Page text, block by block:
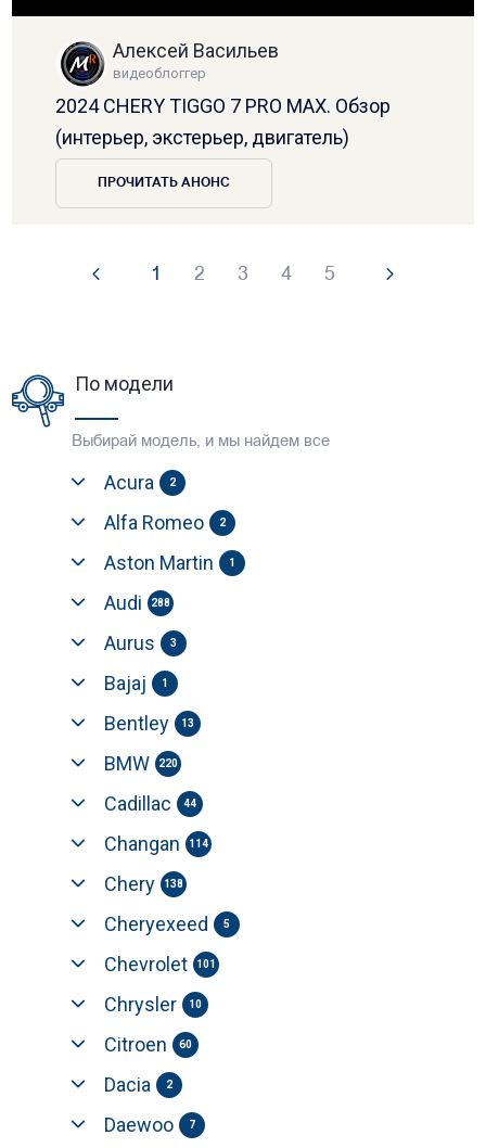
Алексей Васильев
видеоблоггер
2024 CHERY TIGGO 7 PRO MAX. Обзор
(интерьер, экстерьер, двигатель)
ПРОЧИТАТЬ АНОНС
1 2 3 4 5
По модели
Выбирай модель, и мы найдем все
Acura 2
Alfa Romeo 2
Aston Martin 1
Audi 288
Aurus 3
Bajaj 1
Bentley 13
BMW 220
Cadillac 44
Changan 114
Chery 138
Cheryexeed 5
Chevrolet 101
Chrysler 10
Citroen 60
Dacia 2
Daewoo 7